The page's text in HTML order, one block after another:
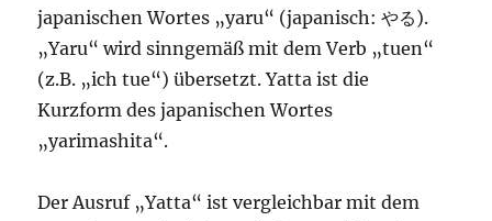
japanischen Wortes „yaru“ (japanisch: やる).
„Yaru“ wird sinngemäß mit dem Verb „tuen“
(z.B. „ich tue“) übersetzt. Yatta ist die
Kurzform des japanischen Wortes
„yarimashita“.
Der Ausruf „Yatta“ ist vergleichbar mit dem